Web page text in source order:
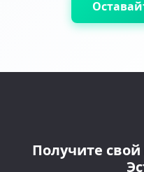
Получите